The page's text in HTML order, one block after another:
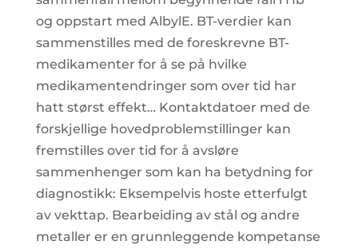
og oppstart med AlbylE. BT-verdier kan
sammenstilles med de foreskrevne BT-
medikamenter for å se på hvilke
medikamentendringer som over tid har
hatt størst effekt… Kontaktdatoer med de
forskjellige hovedproblemstillinger kan
fremstilles over tid for å avsløre
sammenhenger som kan ha betydning for
diagnostikk: Eksempelvis hoste etterfulgt
av vekttap. Bearbeiding av stål og andre
metaller er en grunnleggende kompetanse